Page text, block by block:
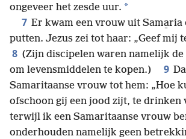
ongeveer het zesde uur. *
7 Er kwam een vrouw uit Sama̱ria
putten. Jezus zei tot haar: „Geef mij
8 (Zijn discipelen waren namelijk de
om levensmiddelen te kopen.)
9
Samaritaanse vrouw tot hem: „Hoe
ofschoon gij een jood zijt, te drinken
terwijl ik een Samaritaanse vrouw
onderhouden namelijk geen